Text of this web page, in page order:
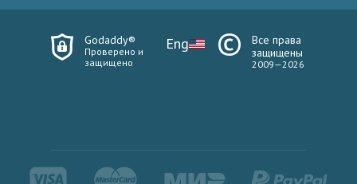
Godaddy®
Проверено и
защищено
Eng
Все права
защищены
2009—2026